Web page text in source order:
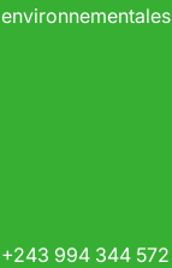
environnementales
+243 994 344 572